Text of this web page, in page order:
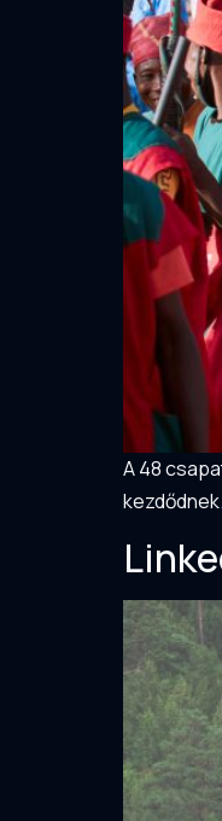
A 48
kezdődnek.